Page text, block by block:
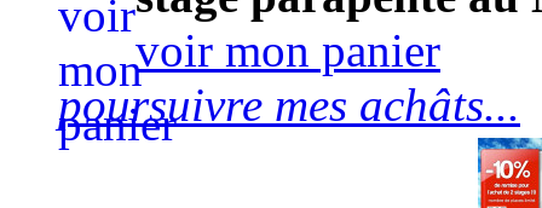
voir mon panier
poursuivre mes achâts...